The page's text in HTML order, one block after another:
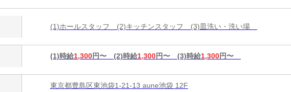
(1)ホールスタッフ (2)キッチンスタッフ (3)皿洗い・洗い場
(1)時給1,300円〜 (2)時給1,300円〜 (3)時給1,300円〜
東京都豊島区東池袋1-21-13 aune池袋 12F